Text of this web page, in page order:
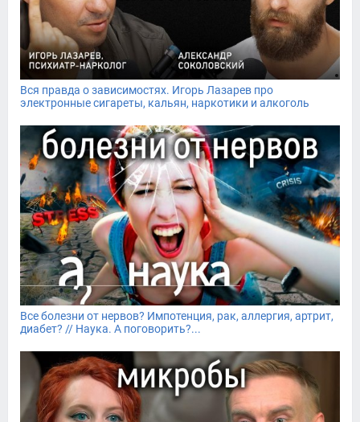
Вся правда о зависимостях. Игорь Лазарев про
электронные сигареты, кальян, наркотики и алкоголь
Все болезни от нервов? Импотенция, рак, аллергия, артрит,
диабет? // Наука. А поговорить?...